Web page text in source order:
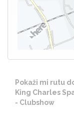
Pokaži mi rutu
King Charles
- Clubshow